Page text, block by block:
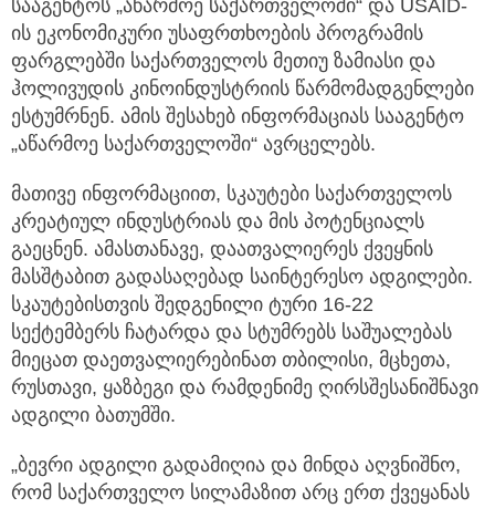
სააგენტოს „აწარმოე საქართველოში“ და USAID-
ის ეკონომიკური უსაფრთხოების პროგრამის
ფარგლებში საქართველოს მეთიუ ზამიასი და
ჰოლივუდის კინოინდუსტრიის წარმომადგენლები
ესტუმრნენ. ამის შესახებ ინფორმაციას სააგენტო
„აწარმოე საქართველოში“ ავრცელებს.
მათივე ინფორმაციით, სკაუტები საქართველოს
კრეატიულ ინდუსტრიას და მის პოტენციალს
გაეცნენ. ამასთანავე, დაათვალიერეს ქვეყნის
მასშტაბით გადასაღებად საინტერესო ადგილები.
სკაუტებისთვის შედგენილი ტური 16-22
სექტემბერს ჩატარდა და სტუმრებს საშუალებას
მიეცათ დაეთვალიერებინათ თბილისი, მცხეთა,
რუსთავი, ყაზბეგი და რამდენიმე ღირსშესანიშნავი
ადგილი ბათუმში.
„ბევრი ადგილი გადამიღია და მინდა აღვნიშნო,
რომ საქართველო სილამაზით არც ერთ ქვეყანას